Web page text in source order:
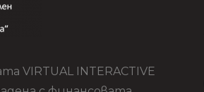
VIRTUAL INTERACTIVE